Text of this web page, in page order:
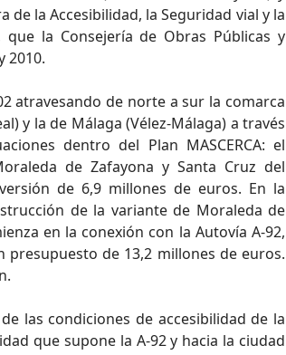
la Accesibilidad, la Seguridad vial y la
que la Consejería de Obras Públicas y
2010.
atravesando de norte a sur la comarca
y la de Málaga (Vélez-Málaga) a través
dentro del Plan MASCERCA: el
de Zafayona y Santa Cruz del
de 6,9 millones de euros. En la
de la variante de Moraleda de
en la conexión con la Autovía A-92,
de 13,2 millones de euros.
las condiciones de accesibilidad de la
que supone la A-92 y hacia la ciudad